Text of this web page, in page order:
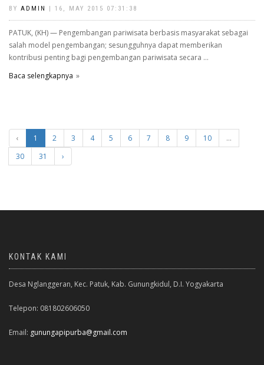
BY ADMIN | 16, MAY 2015 07:31:38
PATUK, (KH) — Pengembangan pariwisata berbasis masyarakat sebagai
salah model pengembangan; sesungguhnya dapat memberikan
kontribusi penting bagi pengembangan pariwisata secara ...
Baca selengkapnya
‹ 1 2 3 4 5 6 7 8 9 10
...
30
31 ›
KONTAK KAMI
Desa Nglanggeran, Kec. Patuk, Kab. Gunungkidul, D.I. Yogyakarta
Telepon: 081802606050
Email: gunungapipurba@gmail.com